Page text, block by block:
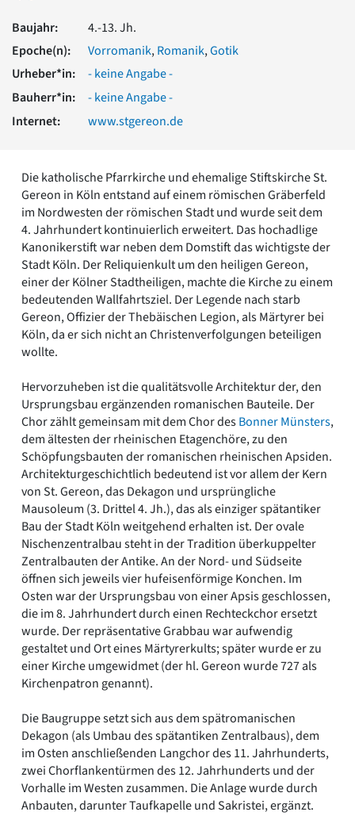
Vorromanik
Römische Antike
Über uns
Über baukunst-nrw
Fachbeirat
Freunde & Förderer
Datenschutz
Suchbegriff eingeben
Baujahr:
4.-13. Jh.
Epoche(n):
Vorromanik,Romanik,Gotik
Urheber*in:
- keine Angabe -
Bauherr*in:
- keine Angabe -
Internet:
www.stgereon.de
Die katholische Pfarrkirche und ehemalige Stiftskirche St.
Gereon in Köln entstand auf einem römischen Gräberfeld
im Nordwesten der römischen Stadt und wurde seit dem
4. Jahrhundert kontinuierlich erweitert. Das hochadlige
Kanonikerstift war neben dem Domstift das wichtigste der
Stadt Köln. Der Reliquienkult um den heiligen Gereon,
einer der Kölner Stadtheiligen, machte die Kirche zu einem
bedeutenden Wallfahrtsziel. Der Legende nach starb
Gereon, Offizier der Thebäischen Legion, als Märtyrer bei
Köln, da er sich nicht an Christenverfolgungen beteiligen
wollte.
Hervorzuheben ist die qualitätsvolle Architektur der, den
Ursprungsbau ergänzenden romanischen Bauteile. Der
Chor zählt gemeinsam mit dem Chor desBonner Münsters,
dem ältesten der rheinischen Etagenchöre, zu den
Schöpfungsbauten der romanischen rheinischen Apsiden.
Architekturgeschichtlich bedeutend ist vor allem der Kern
von St. Gereon, das Dekagon und ursprüngliche
Mausoleum (3. Drittel 4. Jh.), das als einziger spätantiker
Bau der Stadt Köln weitgehend erhalten ist. Der ovale
Nischenzentralbau steht in der Tradition überkuppelter
Zentralbauten der Antike. An der Nord- und Südseite
öffnen sich jeweils vier hufeisenförmige Konchen. Im
Osten war der Ursprungsbau von einer Apsis geschlossen,
die im 8. Jahrhundert durch einen Rechteckchor ersetzt
wurde. Der repräsentative Grabbau war aufwendig
gestaltet und Ort eines Märtyrerkults; später wurde er zu
einer Kirche umgewidmet (der hl. Gereon wurde 727 als
Kirchenpatron genannt).
Die Baugruppe setzt sich aus dem spätromanischen
Dekagon (als Umbau des spätantiken Zentralbaus), dem
im Osten anschließenden Langchor des 11. Jahrhunderts,
zwei Chorflankentürmen des 12. Jahrhunderts und der
Vorhalle im Westen zusammen. Die Anlage wurde durch
Anbauten, darunter Taufkapelle und Sakristei, ergänzt.